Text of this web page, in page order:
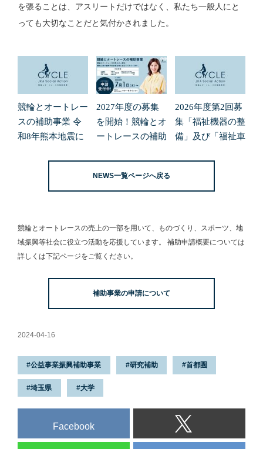
を張ることは、アスリートだけではなく、私たち一般人にと
っても大切なことだと気付かされました。
競輪とオートレー
スの補助事業 令
和8年熊本地震に
2027年度の募集
を開始！競輪とオ
ートレースの補助
2026年度第2回募
集「福祉機器の整
備」及び「福祉車
NEWS一覧ページへ戻る
競輪とオートレースの売上の一部を用いて、
ものづくり、スポーツ、地
域振興等社会に役立つ活動を応援しています。
補助申請概要については
詳しくは下記ページをご覧ください。
補助事業の申請について
2024-04-16
公益事業振興補助事業 研究補助 首都圏
埼玉県 大学
Facebook